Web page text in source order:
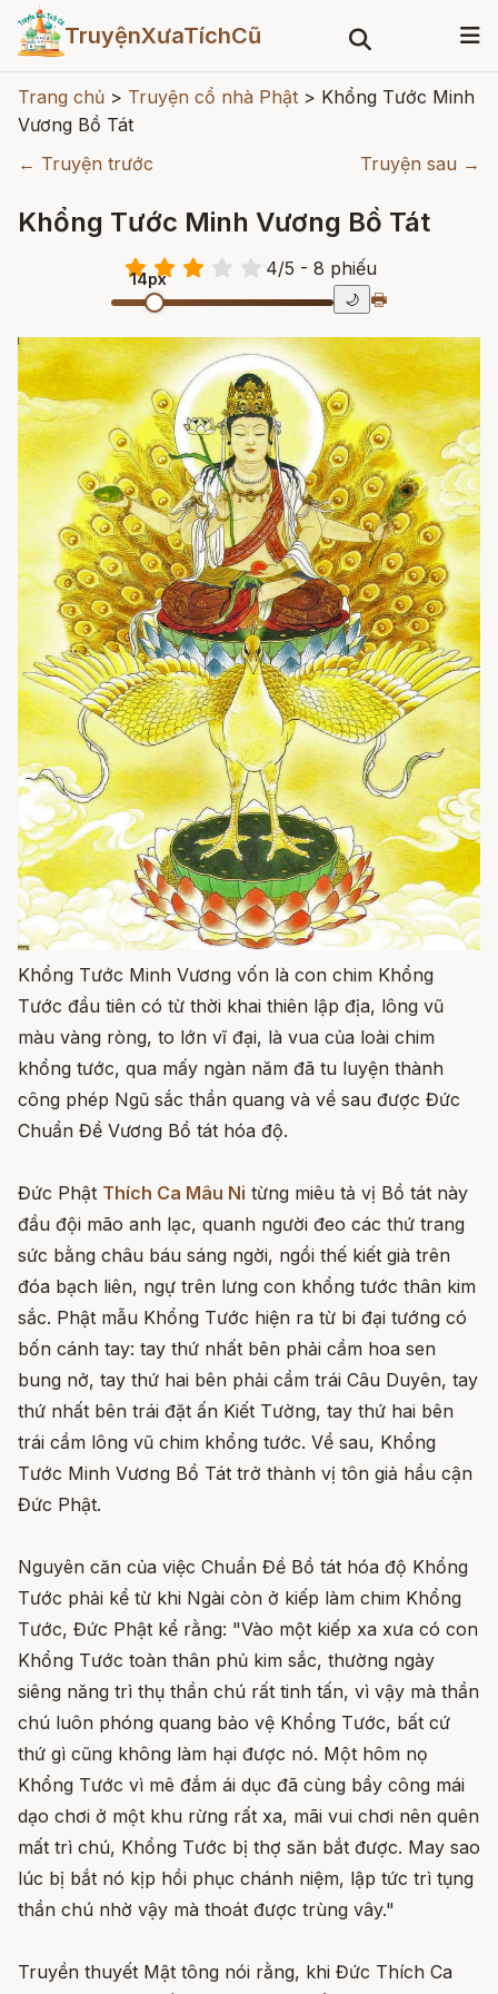
TruyệnXưaTíchCũ
Trang chủ > Truyện cổ nhà Phật > Khổng Tước Minh
Vương Bồ Tát
← Truyện trước
Truyện sau →
Khổng Tước Minh Vương Bồ Tát
4/5 - 8 phiếu
14px
🌙 🖶
Khổng Tước Minh Vương vốn là con chim Khổng
Tước đầu tiên có từ thời khai thiên lập địa, lông vũ
màu vàng ròng, to lớn vĩ đại, là vua của loài chim
khổng tước, qua mấy ngàn năm đã tu luyện thành
công phép Ngũ sắc thần quang và về sau được Đức
Chuẩn Đề Vương Bồ tát hóa độ.
Đức Phật Thích Ca Mâu Ni từng miêu tả vị Bồ tát này
đầu đội mão anh lạc, quanh người đeo các thứ trang
sức bằng châu báu sáng ngời, ngồi thế kiết già trên
đóa bạch liên, ngự trên lưng con khổng tước thân kim
sắc. Phật mẫu Khổng Tước hiện ra từ bi đại tướng có
bốn cánh tay: tay thứ nhất bên phải cầm hoa sen
bung nở, tay thứ hai bên phải cầm trái Câu Duyên, tay
thứ nhất bên trái đặt ấn Kiết Tường, tay thứ hai bên
trái cầm lông vũ chim khổng tước. Về sau, Khổng
Tước Minh Vương Bồ Tát trở thành vị tôn giả hầu cận
Đức Phật.
Nguyên căn của việc Chuẩn Đề Bồ tát hóa độ Khổng
Tước phải kể từ khi Ngài còn ở kiếp làm chim Khổng
Tước, Đức Phật kể rằng: "Vào một kiếp xa xưa có con
Khổng Tước toàn thân phủ kim sắc, thường ngày
siêng năng trì thụ thần chú rất tinh tấn, vì vậy mà thần
chú luôn phóng quang bảo vệ Khổng Tước, bất cứ
thứ gì cũng không làm hại được nó. Một hôm nọ
Khổng Tước vì mê đắm ái dục đã cùng bầy công mái
dạo chơi ở một khu rừng rất xa, mãi vui chơi nên quên
mất trì chú, Khổng Tước bị thợ săn bắt được. May sao
lúc bị bắt nó kịp hồi phục chánh niệm, lập tức trì tụng
thần chú nhờ vậy mà thoát được trùng vây."
Truyền thuyết Mật tông nói rằng, khi Đức Thích Ca